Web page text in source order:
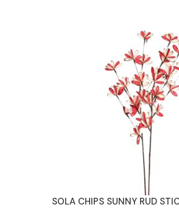
SOLA CHIPS SUNNY RUD